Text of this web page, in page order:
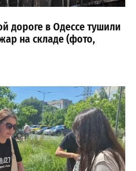
дороге в Одессе тушили
на складе (фото,